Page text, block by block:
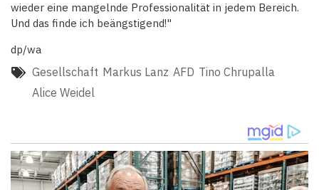
wieder eine mangelnde Professionalität in jedem Bereich.
Und das finde ich beängstigend!"
dp/wa
Gesellschaft Markus Lanz AFD Tino Chrupalla
Alice Weidel